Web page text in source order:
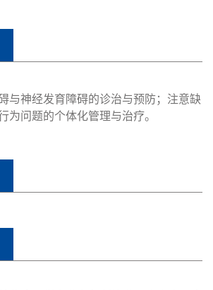
与神经发育障碍的诊治与预防；注意缺
为问题的个体化管理与治疗。